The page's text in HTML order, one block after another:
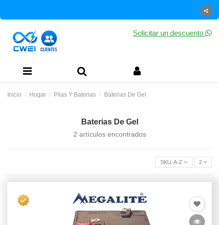
Solicitar un descuento
Inicio Hogar Pilas Y Baterias Baterias De Gel
Baterias De Gel
2 artículos encontrados
SKU,